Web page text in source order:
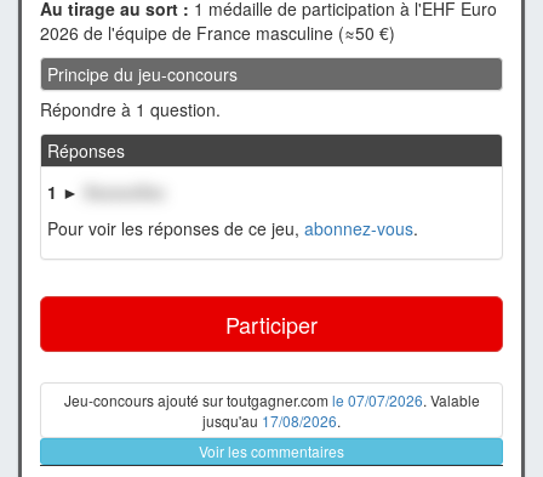
Au tirage au sort : 1 médaille de participation à l'EHF Euro
2026 de l'équipe de France masculine (≈50 €)
Principe du jeu-concours
Répondre à 1 question.
Réponses
1 ►
XxxxxxXxx
Pour voir les réponses de ce jeu, abonnez-vous.
Participer
Jeu-concours ajouté sur toutgagner.com le 07/07/2026. Valable
jusqu'au 17/08/2026.
Voir les commentaires